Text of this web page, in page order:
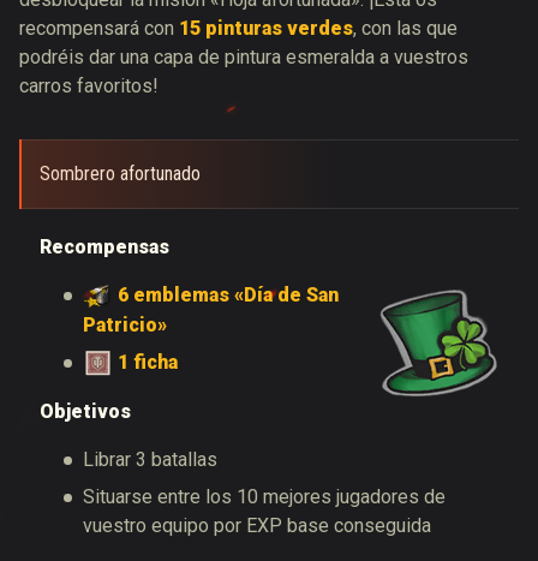
recompensará con 15 pinturas verdes, con las que
podréis dar una capa de pintura esmeralda a vuestros
carros favoritos!
Sombrero afortunado
Recompensas
6 emblemas «Día de San
Patricio»
1 ficha
Objetivos
Librar 3 batallas
Situarse entre los 10 mejores jugadores de
vuestro equipo por EXP base conseguida